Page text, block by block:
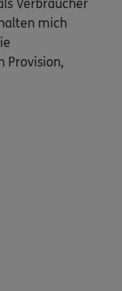
Verbraucher
mich
Provision,